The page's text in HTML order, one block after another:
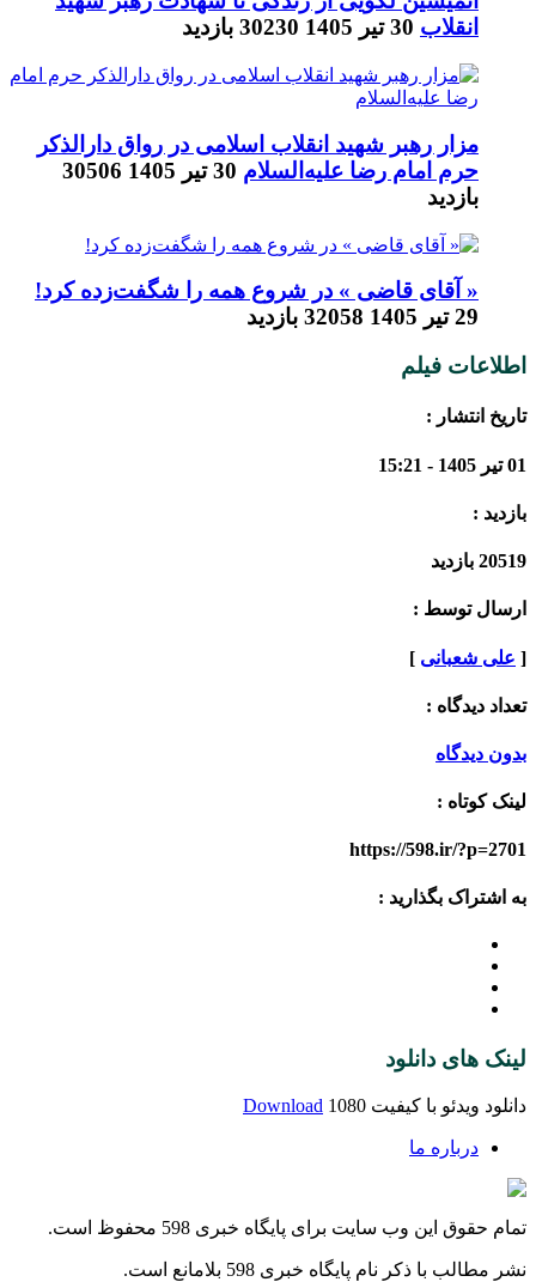
انقلاب 30 تیر 1405 30230 بازدید
مزار رهبر شهید انقلاب اسلامی در رواق دارالذکر
حرم امام رضا علیه‌السلام 30 تیر 1405
30506
بازدید
« آقای قاضی » در شروع همه را شگفت‌زده کرد!
29 تیر 1405
32058 بازدید
اطلاعات فیلم
تاریخ انتشار :
01 تیر 1405 - 15:21
بازدید :
20519 بازدید
ارسال توسط :
[ علی شعبانی ]
تعداد دیدگاه :
بدون دیدگاه
لینک کوتاه :
https://598.ir/?p=2701
به اشتراک بگذارید :
لینک های دانلود
دانلود ویدئو با کیفیت 1080 Download
درباره ما
تمام حقوق این وب سایت برای پایگاه خبری 598 محفوظ است.
نشر مطالب با ذکر نام پایگاه خبری 598 بلامانع است.